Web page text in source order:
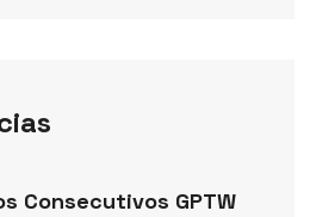
Consecutivos GPTW